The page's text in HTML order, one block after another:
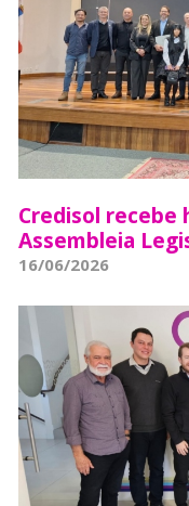
Credisol recebe
Assembleia
16/06/2026